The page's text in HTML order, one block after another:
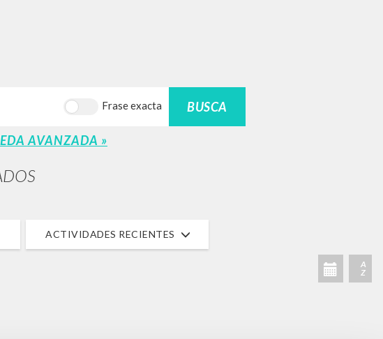
Frase exacta BUSCA
AVANZADA »
ACTIVIDADES RECIENTES
A
Z